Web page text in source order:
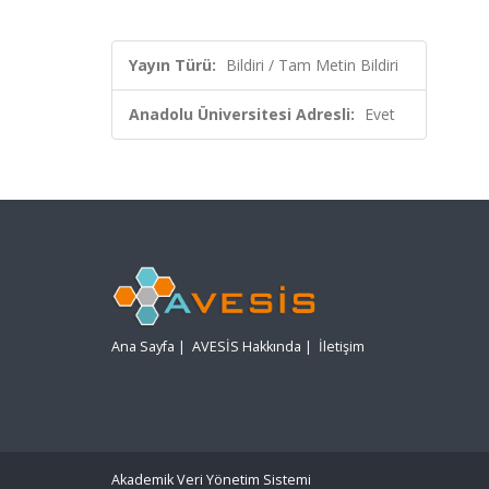
Yayın Türü: Bildiri / Tam Metin Bildiri
Anadolu Üniversitesi Adresli: Evet
Ana Sayfa | AVESİS Hakkında | İletişim
Akademik Veri Yönetim Sistemi